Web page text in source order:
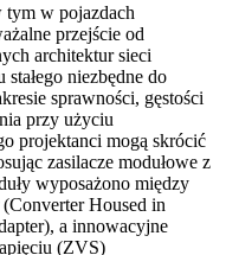
tym w pojazdach
przejście od
architektur sieci
niezbędne do
sprawności, gęstości
przy użyciu
projektanci mogą skrócić
zasilacze modułowe z
wyposażono między
Housed in
a innowacyjne
(ZVS)